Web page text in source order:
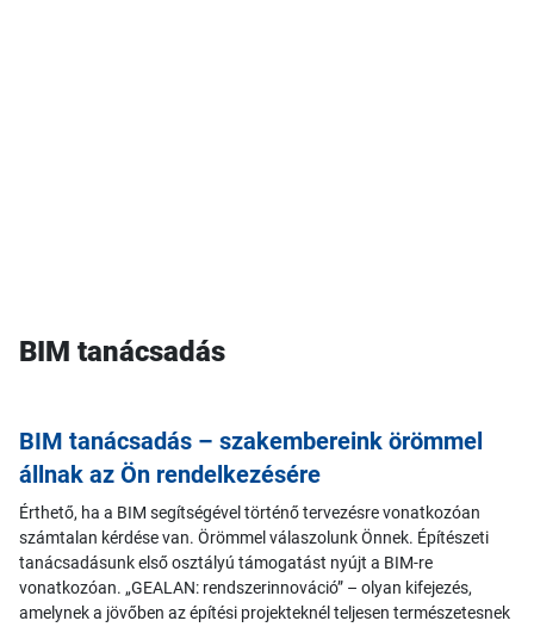
BIM tanácsadás
BIM tanácsadás – szakembereink örömmel
állnak az Ön rendelkezésére
Érthető, ha a BIM segítségével történő tervezésre vonatkozóan
számtalan kérdése van. Örömmel válaszolunk Önnek. Építészeti
tanácsadásunk első osztályú támogatást nyújt a BIM-re
vonatkozóan. „GEALAN: rendszerinnováció” – olyan kifejezés,
amelynek a jövőben az építési projekteknél teljesen természetesnek